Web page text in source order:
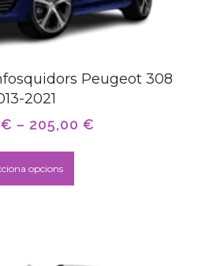
Peugeot 308
2021
€ – 205,00 €
opcions